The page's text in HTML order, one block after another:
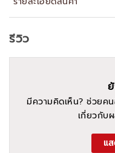
รีวิว
มีความคิดเห็น? ช่วยค
เกี่ยวกับ
แ